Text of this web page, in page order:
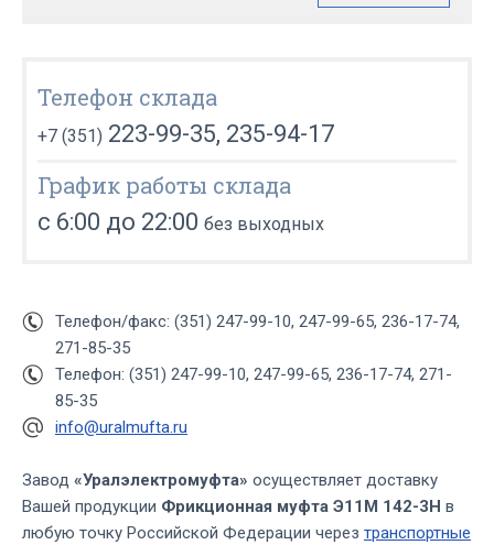
Телефон склада
+7 (351) 223-99-35, 235-94-17
График работы склада
с 6:00 до 22:00 без выходных
Телефон/факс: (351) 247-99-10, 247-99-65, 236-17-74,
271-85-35
Телефон: (351) 247-99-10, 247-99-65, 236-17-74, 271-
85-35
info@uralmufta.ru
Завод «Уралэлектромуфта» осуществляет доставку
Вашей продукции Фрикционная муфта Э11М 142-3Н в
любую точку Российской Федерации через транспортные